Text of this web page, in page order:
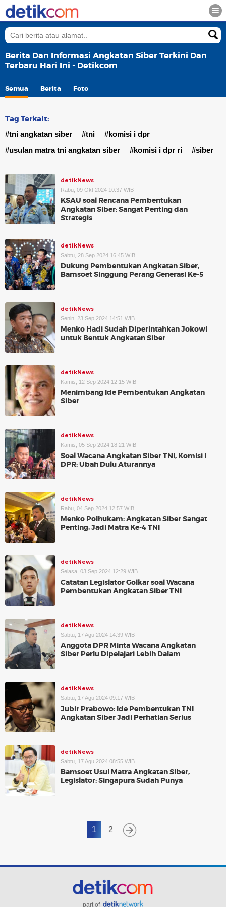
Berita Dan Informasi Angkatan Siber Terkini Dan
Terbaru Hari Ini - Detikcom
Semua Berita Foto
Tag Terkait:
#tni angkatan siber #tni
#komisi i dpr
#usulan matra tni angkatan siber
#komisi i dpr ri #siber
detikNews
Rabu, 09 Okt 2024 10:37 WIB
KSAU soal Rencana Pembentukan
Angkatan Siber: Sangat Penting dan
Strategis
detikNews
Sabtu, 28 Sep 2024 16:45 WIB
Dukung Pembentukan Angkatan Siber,
Bamsoet Singgung Perang Generasi Ke-5
detikNews
Senin, 23 Sep 2024 14:51 WIB
Menko Hadi Sudah Diperintahkan Jokowi
untuk Bentuk Angkatan Siber
detikNews
Kamis, 12 Sep 2024 12:15 WIB
Menimbang Ide Pembentukan Angkatan
Siber
detikNews
Kamis, 05 Sep 2024 18:21 WIB
Soal Wacana Angkatan Siber TNI, Komisi I
DPR: Ubah Dulu Aturannya
detikNews
Rabu, 04 Sep 2024 12:57 WIB
Menko Polhukam: Angkatan Siber Sangat
Penting, Jadi Matra Ke-4 TNI
detikNews
Selasa, 03 Sep 2024 12:29 WIB
Catatan Legislator Golkar soal Wacana
Pembentukan Angkatan Siber TNI
detikNews
Sabtu, 17 Agu 2024 14:39 WIB
Anggota DPR Minta Wacana Angkatan
Siber Perlu Dipelajari Lebih Dalam
detikNews
Sabtu, 17 Agu 2024 09:17 WIB
Jubir Prabowo: Ide Pembentukan TNI
Angkatan Siber Jadi Perhatian Serius
detikNews
Sabtu, 17 Agu 2024 08:55 WIB
Bamsoet Usul Matra Angkatan Siber,
Legislator: Singapura Sudah Punya
1 2
part of